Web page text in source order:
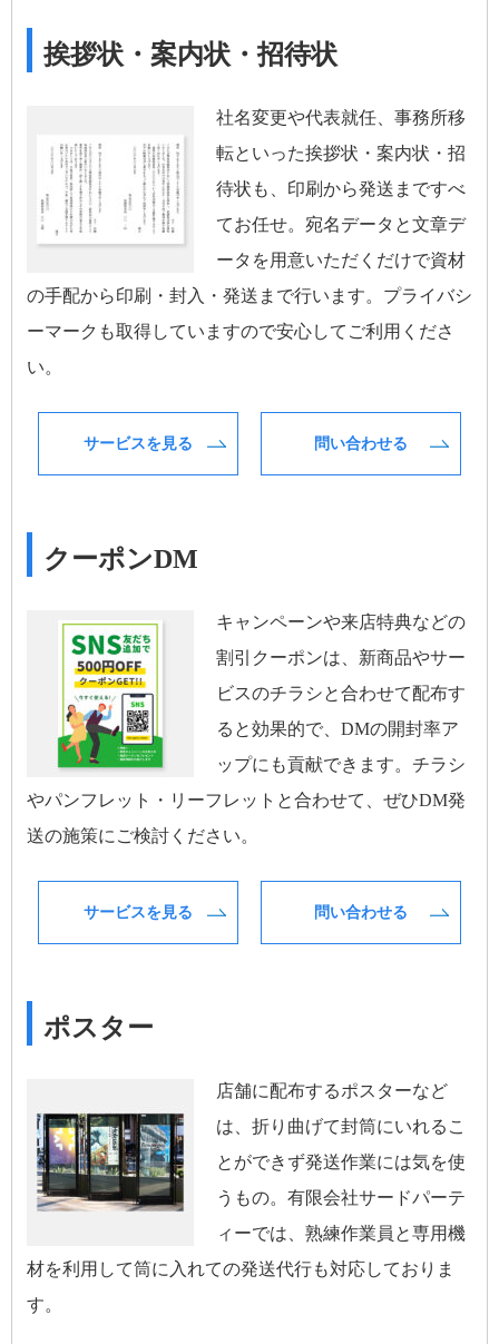
挨拶状・案内状・招待状
社名変更や代表就任、事務所移
転といった挨拶状・案内状・招
待状も、印刷から発送まですべ
てお任せ。宛名データと文章デ
ータを用意いただくだけで資材
の手配から印刷・封入・発送まで行います。プライバシ
ーマークも取得していますので安心してご利用くださ
い。
サービスを見る 問い合わせる
クーポンDM
キャンペーンや来店特典などの
割引クーポンは、新商品やサー
ビスのチラシと合わせて配布す
ると効果的で、DMの開封率ア
ップにも貢献できます。チラシ
やパンフレット・リーフレットと合わせて、ぜひDM発
送の施策にご検討ください。
サービスを見る 問い合わせる
ポスター
店舗に配布するポスターなど
は、折り曲げて封筒にいれるこ
とができず発送作業には気を使
うもの。有限会社サードパーテ
ィーでは、熟練作業員と専用機
材を利用して筒に入れての発送代行も対応しておりま
す。